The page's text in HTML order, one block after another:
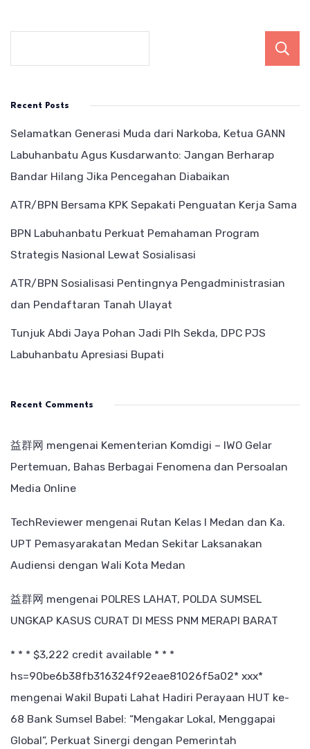
Recent Posts
Selamatkan Generasi Muda dari Narkoba, Ketua GANN
Labuhanbatu Agus Kusdarwanto: Jangan Berharap
Bandar Hilang Jika Pencegahan Diabaikan
ATR/BPN Bersama KPK Sepakati Penguatan Kerja Sama
BPN Labuhanbatu Perkuat Pemahaman Program
Strategis Nasional Lewat Sosialisasi
ATR/BPN Sosialisasi Pentingnya Pengadministrasian
dan Pendaftaran Tanah Ulayat
Tunjuk Abdi Jaya Pohan Jadi Plh Sekda, DPC PJS
Labuhanbatu Apresiasi Bupati
Recent Comments
益群网 mengenai Kementerian Komdigi – IWO Gelar
Pertemuan, Bahas Berbagai Fenomena dan Persoalan
Media Online
TechReviewer mengenai Rutan Kelas I Medan dan Ka.
UPT Pemasyarakatan Medan Sekitar Laksanakan
Audiensi dengan Wali Kota Medan
益群网 mengenai POLRES LAHAT, POLDA SUMSEL
UNGKAP KASUS CURAT DI MESS PNM MERAPI BARAT
* * * $3,222 credit available * * *
hs=90be6b38fb316324f92eae81026f5a02* ххх*
mengenai Wakil Bupati Lahat Hadiri Perayaan HUT ke-
68 Bank Sumsel Babel: “Mengakar Lokal, Menggapai
Global”, Perkuat Sinergi dengan Pemerintah